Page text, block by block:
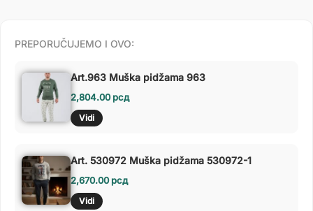
PREPORUČUJEMO I OVO:
Art.963 Muška pidžama 963
2,804.00рсд
Vidi
Art. 530972 Muška pidžama 530972-1
2,670.00рсд
Vidi